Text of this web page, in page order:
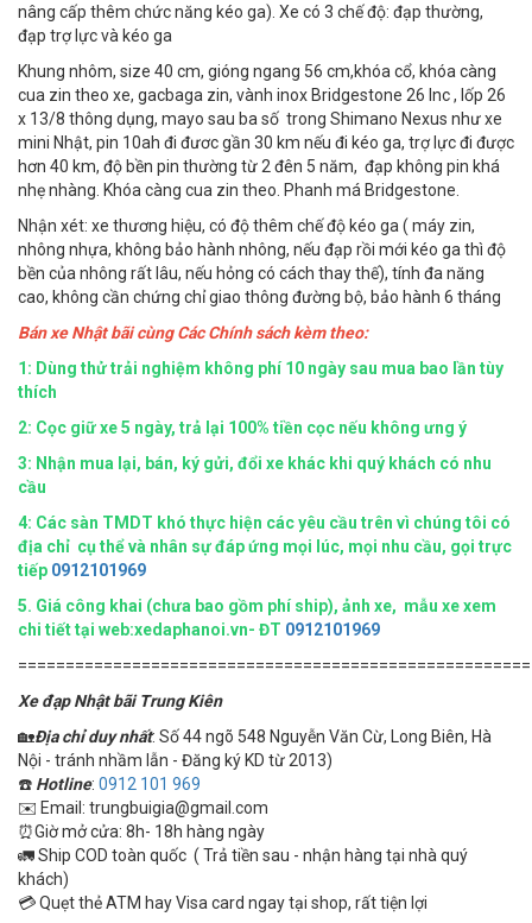
nâng cấp thêm chức năng kéo ga). Xe có 3 chế độ: đạp thường,
đạp trợ lực và kéo ga
Khung nhôm, size 40 cm, gióng ngang 56 cm,khóa cổ, khóa càng
cua zin theo xe, gacbaga zin, vành inox Bridgestone 26 Inc , lốp 26
x 13/8 thông dụng, mayo sau ba số trong Shimano Nexus như xe
mini Nhật, pin 10ah đi đươc gần 30 km nếu đi kéo ga, trợ lực đi được
hơn 40 km, độ bền pin thường từ 2 đên 5 năm, đạp không pin khá
nhẹ nhàng. Khóa càng cua zin theo. Phanh má Bridgestone.
Nhận xét: xe thương hiệu, có độ thêm chế độ kéo ga ( máy zin,
nhông nhựa, không bảo hành nhông, nếu đạp rồi mới kéo ga thì độ
bền của nhông rất lâu, nếu hỏng có cách thay thế), tính đa năng
cao, không cần chứng chỉ giao thông đường bộ, bảo hành 6 tháng
Bán xe Nhật bãi cùng Các Chính sách kèm theo:
1: Dùng thử trải nghiệm không phí 10 ngày sau mua bao lần tùy
thích
2: Cọc giữ xe 5 ngày, trả lại 100% tiền cọc nếu không ưng ý
3: Nhận mua lại, bán, ký gửi, đổi xe khác khi quý khách có nhu
cầu
4: Các sàn TMDT khó thực hiện các yêu cầu trên vì chúng tôi có
địa chỉ cụ thể và nhân sự đáp ứng mọi lúc, mọi nhu cầu, gọi trực
tiếp 0912101969
5. Giá công khai (chưa bao gồm phí ship), ảnh xe, mẫu xe xem
chi tiết tại web:xedaphanoi.vn- ĐT 0912101969
Xe đạp Nhật bãi Trung Kiên
🏡Địa chỉ duy nhất: Số 44 ngõ 548 Nguyễn Văn Cừ, Long Biên, Hà
Nội - tránh nhầm lẫn - Đăng ký KD từ 2013)
☎️ Hotline: 0912 101 969
✉️ Email: trungbuigia@gmail.com
⏰Giờ mở cửa: 8h- 18h hàng ngày
🚛 Ship COD toàn quốc ( Trả tiền sau - nhận hàng tại nhà quý
khách)
💳 Quẹt thẻ ATM hay Visa card ngay tại shop, rất tiện lợi